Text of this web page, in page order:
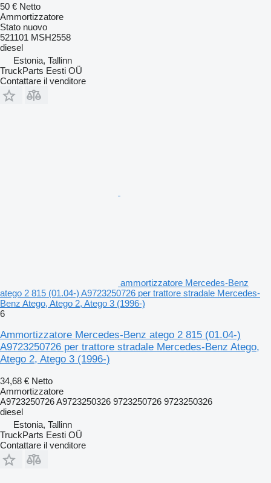
50 € Netto
Ammortizzatore
Stato nuovo
521101 MSH2558
diesel
Estonia, Tallinn
TruckParts Eesti OÜ
Contattare il venditore
ammortizzatore Mercedes-Benz
atego 2 815 (01.04-) A9723250726 per trattore stradale Mercedes-
Benz Atego, Atego 2, Atego 3 (1996-)
6
Ammortizzatore Mercedes-Benz atego 2 815 (01.04-)
A9723250726 per trattore stradale Mercedes-Benz Atego,
Atego 2, Atego 3 (1996-)
34,68 € Netto
Ammortizzatore
A9723250726 A9723250326 9723250726 9723250326
diesel
Estonia, Tallinn
TruckParts Eesti OÜ
Contattare il venditore